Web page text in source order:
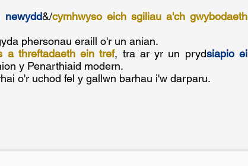
newydd&/cymhwyso eich sgiliau a'ch gwybodaeth
phersonau eraill o'r un anian.
a threftadaeth ein tref, tra ar yr un prydsiapio ei
y Penarthiaid modern.
o'r uchod fel y gallwn barhau i'w darparu.